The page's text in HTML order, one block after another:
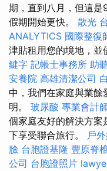
期，直到八月，但這是
假期開始更快。 散光
ANALYTICS 國際整復
津貼租用您的境地，並
鍵字 記帳士事務所 助
安養院 高雄清潔公司
中，我們在家庭與業餘
明。 玻尿酸 專業會計
個家庭友好的解決方案
下享受聯合旅行。 戶
臉 台胞證基隆 豐原脊
公司 台胞證照片